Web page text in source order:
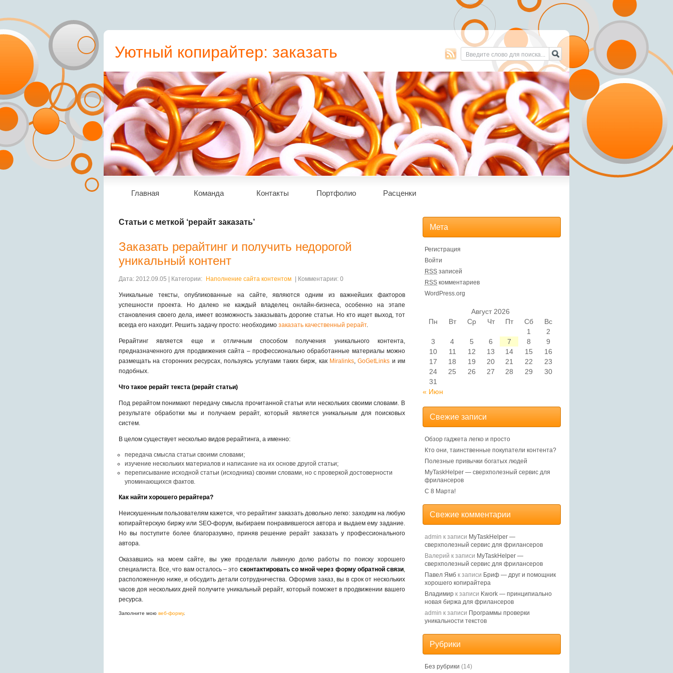
Уютный копирайтер: заказать
пресс-релиз, статьи, рерайт
Главная Команда Контакты Портфолио Расценки
Статьи с меткой ‘рерайт заказать’
Заказать рерайтинг и получить недорогой
уникальный контент
Дата: 2012.09.05 | Категории: Наполнение сайта контентом | Комментарии: 0
Уникальные тексты, опубликованные на сайте, являются одним из важнейших факторов
успешности проекта. Но далеко не каждый владелец онлайн-бизнеса, особенно на этапе
становления своего дела, имеет возможность заказывать дорогие статьи. Но кто ищет выход, тот
всегда его находит. Решить задачу просто: необходимо заказать качественный рерайт.
Рерайтинг является еще и отличным способом получения уникального контента,
предназначенного для продвижения сайта – профессионально обработанные материалы можно
размещать на сторонних ресурсах, пользуясь услугами таких бирж, как Miralinks,GoGetLinks и им
подобных.
Что такое рерайт текста (рерайт статьи)
Под рерайтом понимают передачу смысла прочитанной статьи или нескольких своими словами. В
результате обработки мы и получаем рерайт, который является уникальным для поисковых
систем.
В целом существует несколько видов рерайтинга, а именно:
передача смысла статьи своими словами;
изучение нескольких материалов и написание на их основе другой статьи;
переписывание исходной статьи (исходника) своими словами, но с проверкой достоверности
упоминающихся фактов.
Как найти хорошего рерайтера?
Неискушенным пользователям кажется, что рерайтинг заказать довольно легко: заходим на любую
копирайтерскую биржу или SEO-форум, выбираем понравившегося автора и выдаем ему задание.
Но вы поступите более благоразумно, приняв решение рерайт заказать у профессионального
автора.
Оказавшись на моем сайте, вы уже проделали львиную долю работы по поиску хорошего
специалиста. Все, что вам осталось – это сконтактировать со мной через форму обратной связи,
расположенную ниже, и обсудить детали сотрудничества. Оформив заказ, вы в срок от нескольких
часов доя нескольких дней получите уникальный рерайт, который поможет в продвижении вашего
ресурса.
Заполните мою веб-форму.
Мета
Регистрация
Войти
RSS записей
RSS комментариев
WordPress.org
Август 2026
Пн
Вт Ср Чт Пт Сб Вс
« Июн
1
2
3
4 5 6 7 8
9
10
11 12 13 14 15
16
17
18 19 20 21 22
23
24
25 26 27 28 29
30
31
Свежие записи
Обзор гаджета легко и просто
Кто они, таинственные покупатели контента?
Полезные привычки богатых людей
MyTaskHelper — сверхполезный сервис для
фрилансеров
С 8 Марта!
Свежие комментарии
admin к записи MyTaskHelper —
сверхполезный сервис для фрилансеров
Валерий к записи MyTaskHelper —
сверхполезный сервис для фрилансеров
Павел Ямб к записи Бриф — друг и помощник
хорошего копирайтера
Владимир к записи Kwork — принципиально
новая биржа для фрилансеров
admin к записи Программы проверки
уникальности текстов
Рубрики
Без рубрики (14)